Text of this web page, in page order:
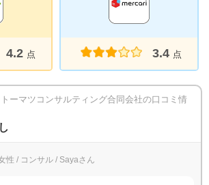
4.2 点 3.4 点
ーマツコンサルティング合同会社の口コミ情
性 / コンサル / Sayaさん